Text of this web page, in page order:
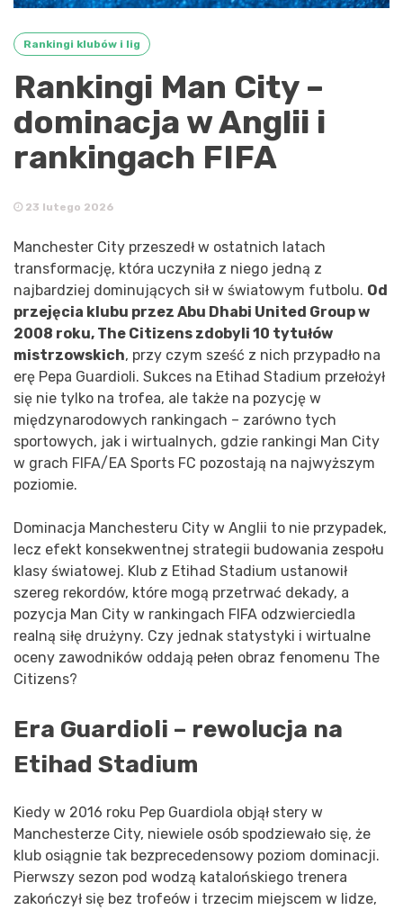
Rankingi klubów i lig
Rankingi Man City –
dominacja w Anglii i
rankingach FIFA
23 lutego 2026
Manchester City przeszedł w ostatnich latach
transformację, która uczyniła z niego jedną z
najbardziej dominujących sił w światowym futbolu. Od
przejęcia klubu przez Abu Dhabi United Group w
2008 roku, The Citizens zdobyli 10 tytułów
mistrzowskich, przy czym sześć z nich przypadło na
erę Pepa Guardioli. Sukces na Etihad Stadium przełożył
się nie tylko na trofea, ale także na pozycję w
międzynarodowych rankingach – zarówno tych
sportowych, jak i wirtualnych, gdzie rankingi Man City
w grach FIFA/EA Sports FC pozostają na najwyższym
poziomie.
Dominacja Manchesteru City w Anglii to nie przypadek,
lecz efekt konsekwentnej strategii budowania zespołu
klasy światowej. Klub z Etihad Stadium ustanowił
szereg rekordów, które mogą przetrwać dekady, a
pozycja Man City w rankingach FIFA odzwierciedla
realną siłę drużyny. Czy jednak statystyki i wirtualne
oceny zawodników oddają pełen obraz fenomenu The
Citizens?
Era Guardioli – rewolucja na
Etihad Stadium
Kiedy w 2016 roku Pep Guardiola objął stery w
Manchesterze City, niewiele osób spodziewało się, że
klub osiągnie tak bezprecedensowy poziom dominacji.
Pierwszy sezon pod wodzą katalońskiego trenera
zakończył się bez trofeów i trzecim miejscem w lidze,